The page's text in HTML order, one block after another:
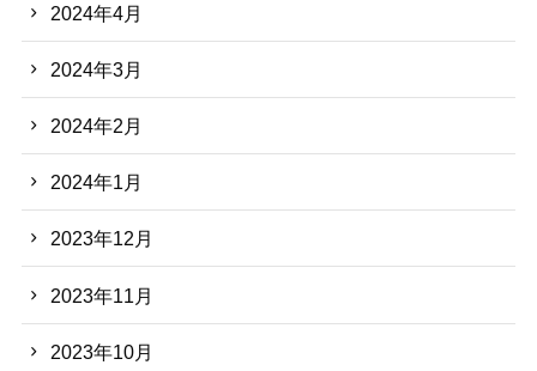
2024年4月
2024年3月
2024年2月
2024年1月
2023年12月
2023年11月
2023年10月